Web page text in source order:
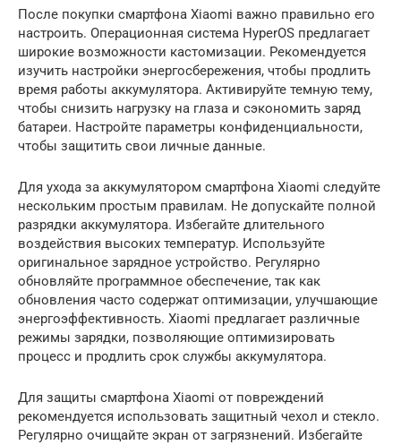
После покупки смартфона Xiaomi важно правильно его
настроить. Операционная система HyperOS предлагает
широкие возможности кастомизации. Рекомендуется
изучить настройки энергосбережения, чтобы продлить
время работы аккумулятора. Активируйте темную тему,
чтобы снизить нагрузку на глаза и сэкономить заряд
батареи. Настройте параметры конфиденциальности,
чтобы защитить свои личные данные.
Для ухода за аккумулятором смартфона Xiaomi следуйте
нескольким простым правилам. Не допускайте полной
разрядки аккумулятора. Избегайте длительного
воздействия высоких температур. Используйте
оригинальное зарядное устройство. Регулярно
обновляйте программное обеспечение, так как
обновления часто содержат оптимизации, улучшающие
энергоэффективность. Xiaomi предлагает различные
режимы зарядки, позволяющие оптимизировать
процесс и продлить срок службы аккумулятора.
Для защиты смартфона Xiaomi от повреждений
рекомендуется использовать защитный чехол и стекло.
Регулярно очищайте экран от загрязнений. Избегайте